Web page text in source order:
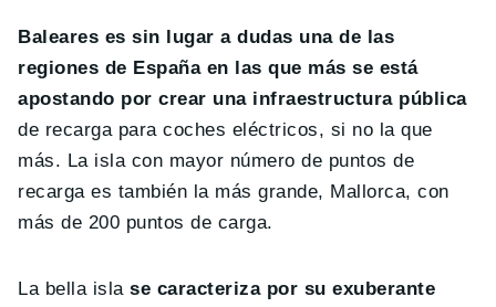
Baleares es sin lugar a dudas una de las
regiones de España en las que más se está
apostando por crear una infraestructura pública
de recarga para coches eléctricos, si no la que
más. La isla con mayor número de puntos de
recarga es también la más grande, Mallorca, con
más de 200 puntos de carga.
La bella islase caracteriza por su exuberante